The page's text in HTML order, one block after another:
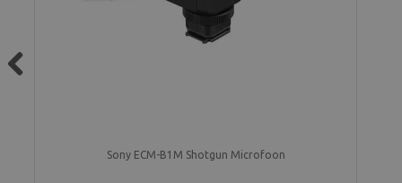
Sony ECM-B1M Shotgun Microfoon